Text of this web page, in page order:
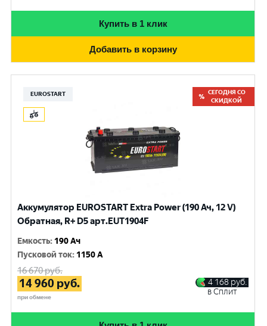
Купить в 1 клик
Добавить в корзину
EUROSTART
СЕГОДНЯ СО
СКИДКОЙ
Аккумулятор EUROSTART Extra Power (190 Ач, 12 V)
Обратная, R+ D5 арт.EUT1904F
Емкость: 190 Ач
Пусковой ток: 1150 A
16 670руб.
14 960 руб.
при обмене
4 168 руб.
в Сплит